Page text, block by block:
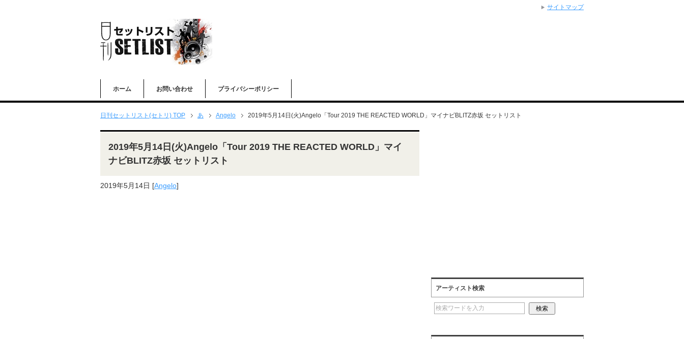
ホーム お問い合わせ プライバシーポリシー
日刊セットリスト(セトリ) TOP あ Angelo 2019年5月14日(火)Angelo「Tour 2019 THE REACTED WORLD」マイナビBLITZ赤坂 セットリスト
2019年5月14日(火)Angelo「Tour 2019 THE REACTED WORLD」マイ
ナビBLITZ赤坂 セットリスト
2019年5月14日 [Angelo]
アーティスト検索
サイトマップ